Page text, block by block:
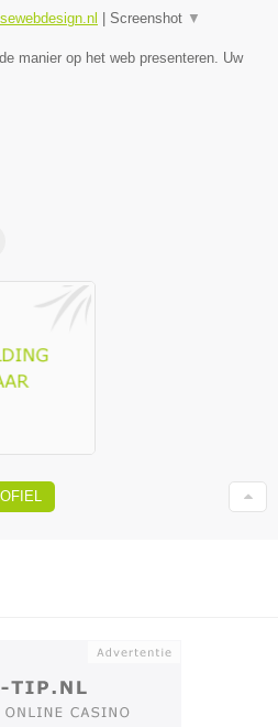
| Screenshot ▼
manier op het web presenteren. Uw